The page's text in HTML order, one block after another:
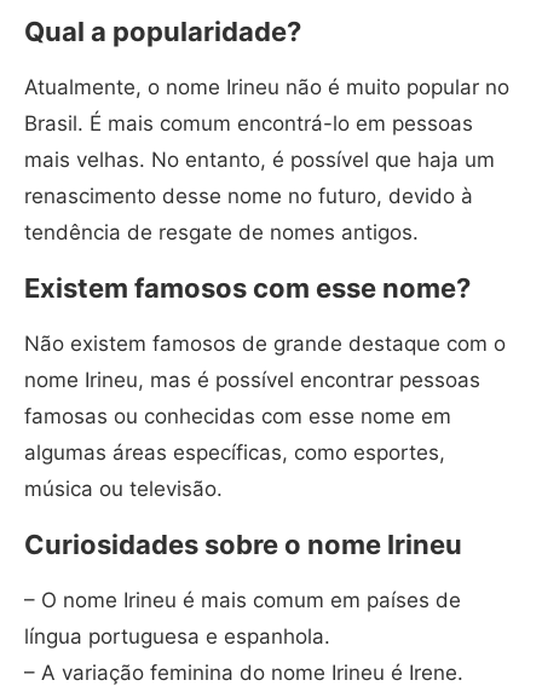
Qual a popularidade?
Atualmente, o nome Irineu não é muito popular no
Brasil. É mais comum encontrá-lo em pessoas
mais velhas. No entanto, é possível que haja um
renascimento desse nome no futuro, devido à
tendência de resgate de nomes antigos.
Existem famosos com esse nome?
Não existem famosos de grande destaque com o
nome Irineu, mas é possível encontrar pessoas
famosas ou conhecidas com esse nome em
algumas áreas específicas, como esportes,
música ou televisão.
Curiosidades sobre o nome Irineu
– O nome Irineu é mais comum em países de
língua portuguesa e espanhola.
– A variação feminina do nome Irineu é Irene.